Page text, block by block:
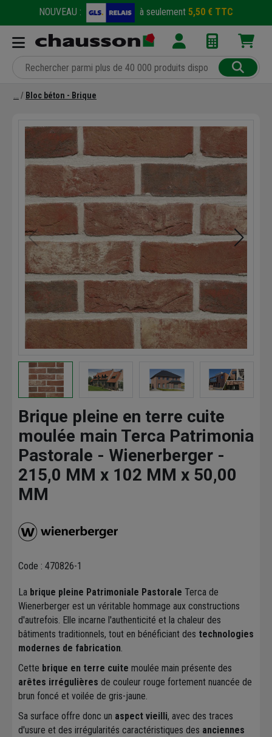
NOUVEAU : à seulement 5,50 € TTC
Bloc béton - Brique
Brique pleine en terre cuite
moulée main Terca Patrimonia
Pastorale - Wienerberger -
215,0 MM x 102 MM x 50,00
MM
Code : 470826-1
La brique pleine Patrimoniale Pastorale Terca de
Wienerberger est un véritable hommage aux constructions
d'autrefois. Elle incarne l'authenticité et la chaleur des
bâtiments traditionnels, tout en bénéficiant des technologies
modernes de fabrication.
Cette brique en terre cuite moulée main présente des
arêtes irrégulières de couleur rouge fortement nuancée de
brun foncé et voilée de gris-jaune.
Sa surface offre donc un aspect vieilli, avec des traces
d'usure et des irrégularités caractéristiques des anciennes